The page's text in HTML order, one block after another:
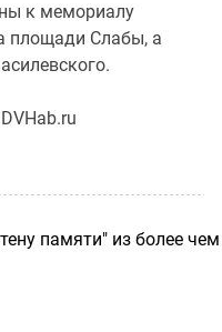
к мемориалу
площади Слабы, а